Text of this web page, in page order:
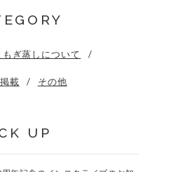
もぎ蒸しについて
載 その他
UP